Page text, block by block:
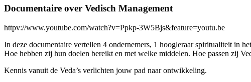
Documentaire over Vedisch Management
httpv://www.youtube.com/watch?v=Ppkp-3W5Bjs&feature=youtu.be
In deze documentaire vertellen 4 ondernemers, 1 hoogleraar spiritualiteit in
Hoe hebben zij hun doelen bereikt en met welke middelen. Hoe passen zij
Kennis vanuit de Veda’s verlichten jouw pad naar ontwikkeling.